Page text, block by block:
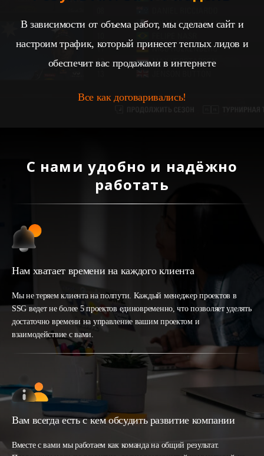
В зависимости от объема работ, мы сделаем сайт и
настроим трафик, который принесет теплых лидов и
обеспечит вас продажами в интернете
Все как договаривались!
С нами удобно и надёжно
работать
Нам хватает времени на каждого клиента
Мы не теряем клиента на полпути. Каждый менеджер проектов в
SSG ведет не более 5 проектов единовременно, что позволяет уделять
достаточно времени на управление вашим проектом и
взаимодействие с вами.
Вам всегда есть с кем обсудить развитие компании
Вместе с вами мы работаем как команда на общий результат.